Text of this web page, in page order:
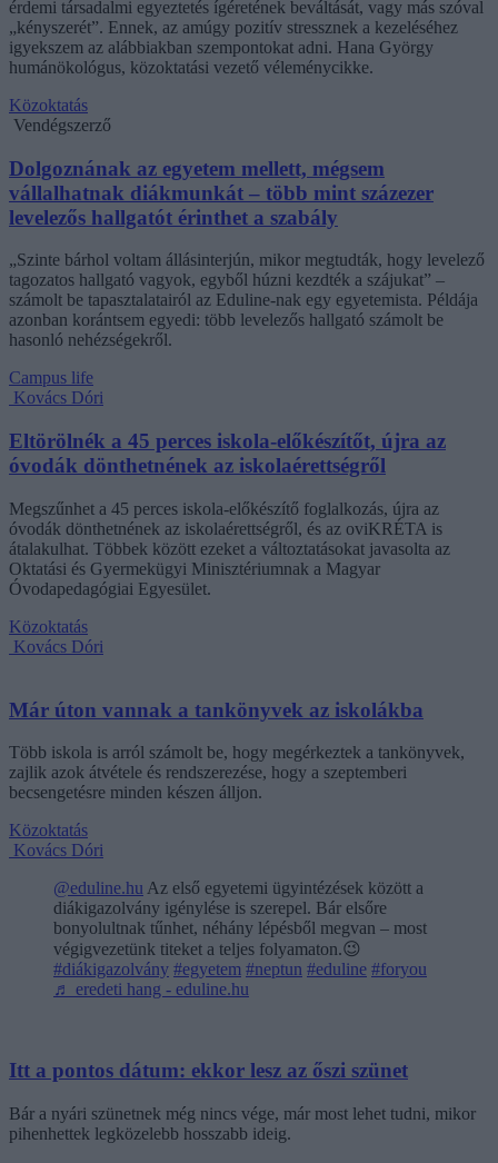
érdemi társadalmi egyeztetés ígéretének beváltását, vagy más szóval
„kényszerét”. Ennek, az amúgy pozitív stressznek a kezeléséhez
igyekszem az alábbiakban szempontokat adni. Hana György
humánökológus, közoktatási vezető véleménycikke.
Közoktatás
Vendégszerző
Dolgoznának az egyetem mellett, mégsem
vállalhatnak diákmunkát – több mint százezer
levelezős hallgatót érinthet a szabály
„Szinte bárhol voltam állásinterjún, mikor megtudták, hogy levelező
tagozatos hallgató vagyok, egyből húzni kezdték a szájukat” –
számolt be tapasztalatairól az Eduline-nak egy egyetemista. Példája
azonban korántsem egyedi: több levelezős hallgató számolt be
hasonló nehézségekről.
Campus life
Kovács Dóri
Eltörölnék a 45 perces iskola-előkészítőt, újra az
óvodák dönthetnének az iskolaérettségről
Megszűnhet a 45 perces iskola-előkészítő foglalkozás, újra az
óvodák dönthetnének az iskolaérettségről, és az oviKRÉTA is
átalakulhat. Többek között ezeket a változtatásokat javasolta az
Oktatási és Gyermekügyi Minisztériumnak a Magyar
Óvodapedagógiai Egyesület.
Közoktatás
Kovács Dóri
Már úton vannak a tankönyvek az iskolákba
Több iskola is arról számolt be, hogy megérkeztek a tankönyvek,
zajlik azok átvétele és rendszerezése, hogy a szeptemberi
becsengetésre minden készen álljon.
Közoktatás
Kovács Dóri
@eduline.hu Az első egyetemi ügyintézések között a
diákigazolvány igénylése is szerepel. Bár elsőre
bonyolultnak tűnhet, néhány lépésből megvan – most
végigvezetünk titeket a teljes folyamaton.😉
#diákigazolvány #egyetem #neptun #eduline #foryou
♬ eredeti hang - eduline.hu
Itt a pontos dátum: ekkor lesz az őszi szünet
Bár a nyári szünetnek még nincs vége, már most lehet tudni, mikor
pihenhettek legközelebb hosszabb ideig.